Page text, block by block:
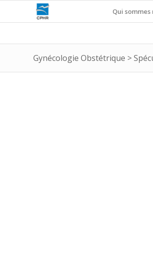
Qui sommes
Gynécologie Obstétrique >